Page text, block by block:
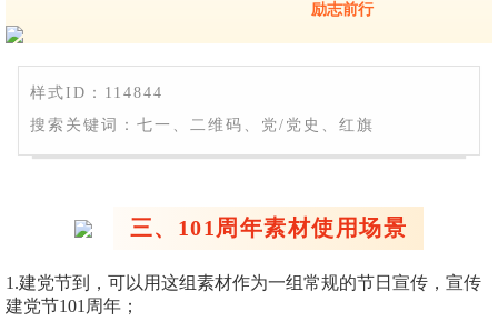
励志前行
样式ID：114844
搜索关键词：七一、二维码、党/党史、红旗
三、101周年素材使用场景
1.建党节到，可以用这组素材作为一组常规的节日宣传，宣传
建党节101周年；